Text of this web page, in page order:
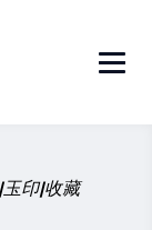
印|收藏